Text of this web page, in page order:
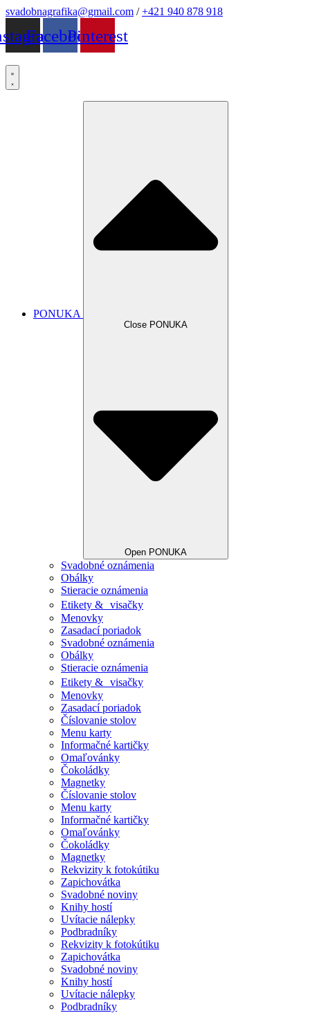
Preskočiť
obsah
svadobnagrafika@gmail.com /+421 940 878 918
FacebookPinterest
PONUKA
Close PONUKA
Open PONUKA
Svadobné oznámenia
Obálky
Stieracie oznámenia
Etikety & visačky
Menovky
Zasadací poriadok
Svadobné oznámenia
Obálky
Stieracie oznámenia
Etikety & visačky
Menovky
Zasadací poriadok
Číslovanie stolov
Menu karty
Informačné kartičky
Omaľovánky
Čokoládky
Magnetky
Číslovanie stolov
Menu karty
Informačné kartičky
Omaľovánky
Čokoládky
Magnetky
Rekvizity k fotokútiku
Zapichovátka
Svadobné noviny
Knihy hostí
Uvítacie nálepky
Podbradníky
Rekvizity k fotokútiku
Zapichovátka
Svadobné noviny
Knihy hostí
Uvítacie nálepky
Podbradníky